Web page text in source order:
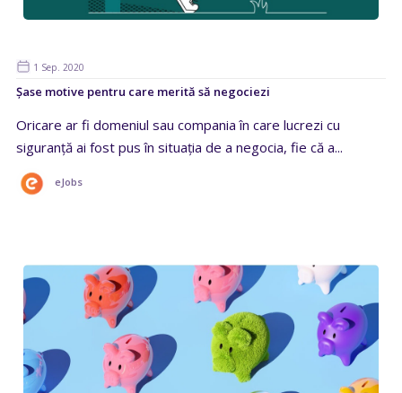
1 Sep. 2020
Șase motive pentru care merită să negociezi
Oricare ar fi domeniul sau compania în care lucrezi cu
siguranță ai fost pus în situația de a negocia, fie că a...
eJobs